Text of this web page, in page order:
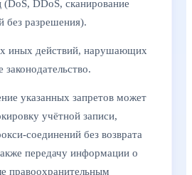
(DoS, DDoS, сканирование
без разрешения).
иных действий, нарушающих
указанных запретов может
учётной записи,
соединений без возврата
передачу информации о
правоохранительным